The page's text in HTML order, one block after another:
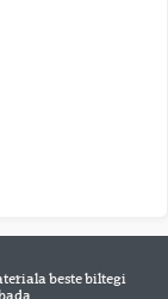
beste biltegi